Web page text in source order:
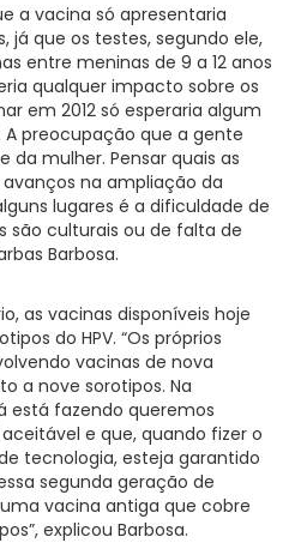
a vacina só apresentaria
já que os testes, segundo ele,
entre meninas de 9 a 12 anos
qualquer impacto sobre os
em 2012 só esperaria algum
preocupação que a gente
mulher. Pensar quais as
na ampliação da
lugares é a dificuldade de
são culturais ou de falta de
Barbosa.
as vacinas disponíveis hoje
do HPV. “Os próprios
vacinas de nova
a nove sorotipos. Na
está fazendo queremos
e que, quando fizer o
tecnologia, esteja garantido
segunda geração de
vacina antiga que cobre
explicou Barbosa.